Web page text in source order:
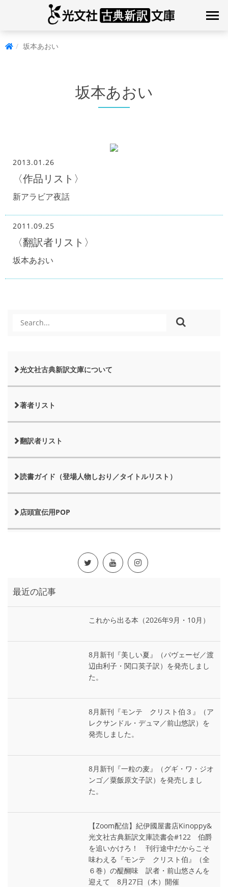
坂本あおい
坂本あおい
2013.01.26
〈作品リスト〉
新アラビア夜話
2011.09.25
〈翻訳者リスト〉
坂本あおい
光文社古典新訳文庫について
著者リスト
翻訳者リスト
読書ガイド（登場人物しおり／タイトルリスト）
店頭宣伝用POP
最近の記事
これから出る本（2026年9月・10月）
8月新刊『美しい夏』（パヴェーゼ／渡
辺由利子・関口英子訳）を発売しまし
た。
8月新刊『モンテ゠クリスト伯３』（ア
レクサンドル・デュマ／前山悠訳）を
発売しました。
8月新刊『一粒の麦』（グギ・ワ・ジオ
ンゴ／粟飯原文子訳）を発売しまし
た。
【Zoom配信】紀伊國屋書店Kinoppy&
光文社古典新訳文庫読書会#122 伯爵
を追いかけろ！ 刊行途中だからこそ
味わえる『モンテ゠クリスト伯』（全
６巻）の醍醐味 訳者・前山悠さんを
迎えて 8月27日（木）開催